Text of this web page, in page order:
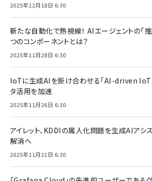
2025年12月18日 6:30
新たな自動化で熱視線！ AIエージェントの「
つのコンポーネントとは？
2025年11月28日 6:30
IoTに生成AIを掛け合わせる「AI-driven IoT
タ活用を加速
2025年11月26日 6:30
アイレット、KDDIの属人化問題を生成AIアシ
解消へ
2025年11月21日 6:30